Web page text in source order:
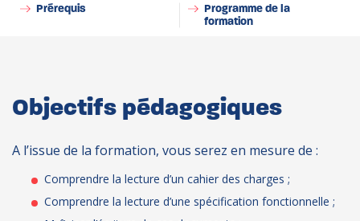
Prérequis
Programme de la
formation
Objectifs pédagogiques
A l’issue de la formation, vous serez en mesure de :
Comprendre la lecture d’un cahier des charges ;
Comprendre la lecture d’une spécification fonctionnelle ;